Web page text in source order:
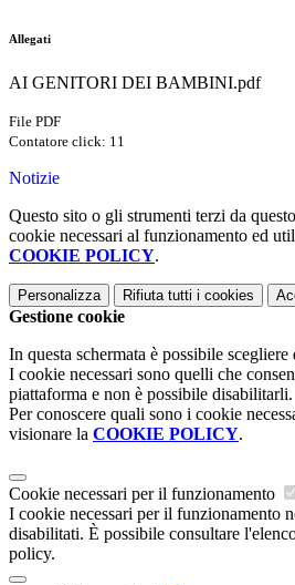
Allegati
AI GENITORI DEI BAMBINI.pdf
File PDF
Contatore click: 11
Notizie
Questo sito o gli strumenti terzi da
cookie necessari al funzionamento ed
COOKIE POLICY.
Personalizza Rifiuta tutti i cookies
Gestione cookie
In questa schermata è possibile
I cookie necessari sono quelli che
piattaforma e non è possibile disabilitarli.
Per conoscere quali sono i cookie
visionare la COOKIE POLICY.
Cookie necessari per il funzionamento
I cookie necessari per il funzionamento
disabilitati. È possibile consultare
policy.